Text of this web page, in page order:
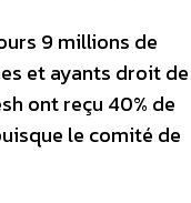
9 millions de
et ayants droit de
ont reçu 40% de
le comité de